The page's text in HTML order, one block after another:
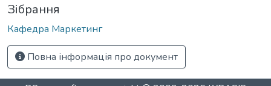
Зібрання
Кафедра Маркетинг
Повна інформація про документ